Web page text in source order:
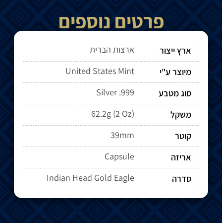
פרטים נוספים
ארץ ייצור
ארצות הברית
מיוצר ע"י
United States Mint
סוג מטבע
Silver .999
משקל
62.2g (2 Oz)
קוטר
39mm
אריזה
Capsule
סדרה
Indian Head Gold Eagle